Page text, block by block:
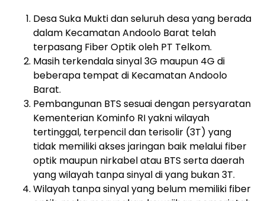
Desa Suka Mukti dan seluruh desa yang berada
dalam Kecamatan Andoolo Barat telah
terpasang Fiber Optik oleh PT Telkom.
Masih terkendala sinyal 3G maupun 4G di
beberapa tempat di Kecamatan Andoolo
Barat.
Pembangunan BTS sesuai dengan persyaratan
Kementerian Kominfo RI yakni wilayah
tertinggal, terpencil dan terisolir (3T) yang
tidak memiliki akses jaringan baik melalui fiber
optik maupun nirkabel atau BTS serta daerah
yang wilayah tanpa sinyal di yang bukan 3T.
Wilayah tanpa sinyal yang belum memiliki fiber